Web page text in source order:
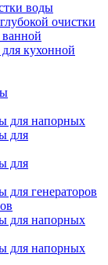
воды
очистки
кухонной
для напорных
для
для
для генераторов
для напорных
для напорных